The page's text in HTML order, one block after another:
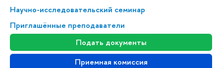
Научно-исследовательский семинар
Приглашённые преподаватели
Подать документы
Приемная комиссия